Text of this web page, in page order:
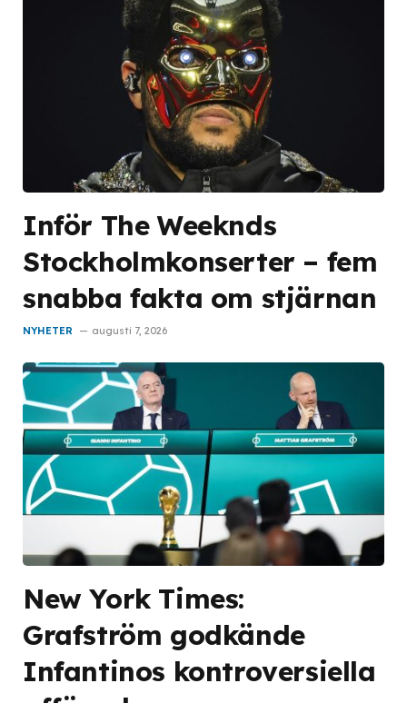
Inför The Weeknds
Stockholmkonserter – fem
snabba fakta om stjärnan
NYHETER augusti 7, 2026
New York Times:
Grafström godkände
Infantinos kontroversiella